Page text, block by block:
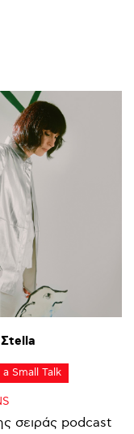
Σtella
Small Talk
σειράς podcast